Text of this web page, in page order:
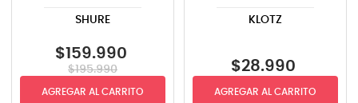
SHURE
$159.990
$195.990
AGREGAR AL CARRITO
KLOTZ
$28.990
AGREGAR AL CARRITO